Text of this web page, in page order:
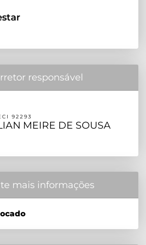
responsável
92293
MEIRE DE SOUSA
mais informações